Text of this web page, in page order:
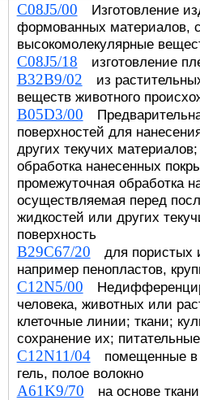
C08J5/00 Изготовление
формованных материалов,
высокомолекулярные
C08J5/18 изготовление
B32B9/02 из
веществ животного
B05D3/00
поверхностей для
других текучих
обработка нанесенных
промежуточная обработка
осуществляемая перед
жидкостей или других
поверхность
B29C67/20 для пористых
например пенопластов,
C12N5/00
человека, животных или
клеточные линии; ткани;
сохранение их;
C12N11/04помещенные в
гель, полое волокно
A61K9/70 на основе